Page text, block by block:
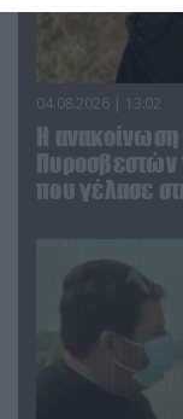
04.08.2026 | 13:02
Η ανακοίνωση
Πυροσβεστών
που γέλασε